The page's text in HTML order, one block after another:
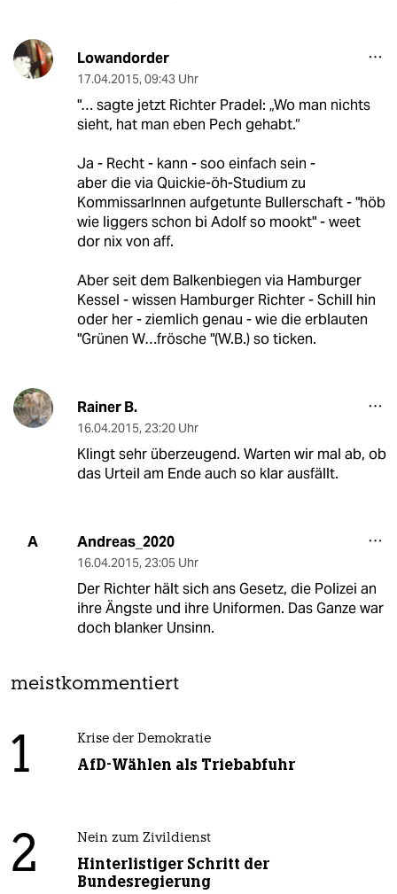
Lowandorder
17.04.2015, 09:43 Uhr
"… sagte jetzt Richter Pradel: „Wo man nichts
sieht, hat man eben Pech gehabt.“
Ja - Recht - kann - soo einfach sein -
aber die via Quickie-öh-Studium zu
KommissarInnen aufgetunte Bullerschaft - "höb
wie liggers schon bi Adolf so mookt" - weet
dor nix von aff.
Aber seit dem Balkenbiegen via Hamburger
Kessel - wissen Hamburger Richter - Schill hin
oder her - ziemlich genau - wie die erblauten
"Grünen W…frösche "(W.B.) so ticken.
Rainer B.
16.04.2015, 23:20 Uhr
Klingt sehr überzeugend. Warten wir mal ab, ob
das Urteil am Ende auch so klar ausfällt.
A Andreas_2020
16.04.2015, 23:05 Uhr
Der Richter hält sich ans Gesetz, die Polizei an
ihre Ängste und ihre Uniformen. Das Ganze war
doch blanker Unsinn.
meistkommentiert
1 Krise der Demokratie
AfD-Wählen als Triebabfuhr
2 Nein zum Zivildienst
Hinterlistiger Schritt der
Bundesregierung